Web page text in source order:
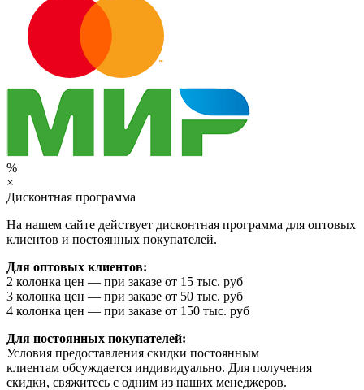
%
×
Дисконтная программа
На нашем сайте действует дисконтная программа для оптовых
клиентов и постоянных покупателей.
Для оптовых клиентов:
2 колонка цен — при заказе от 15 тыс. руб
3 колонка цен — при заказе от 50 тыс. руб
4 колонка цен — при заказе от 150 тыс. руб
Для постоянных покупателей:
Условия предоставления скидки постоянным
клиентам обсуждается индивидуально. Для получения
скидки, свяжитесь с одним из наших менеджеров.